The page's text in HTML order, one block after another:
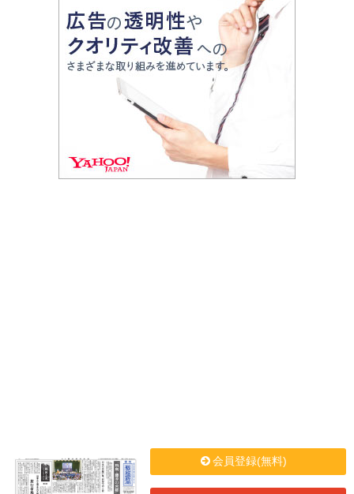
会員登録(無料)